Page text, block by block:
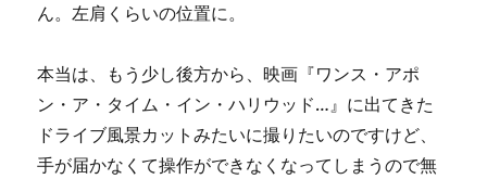
ん。左肩くらいの位置に。
本当は、もう少し後方から、映画『ワンス・アポ
ン・ア・タイム・イン・ハリウッド…』に出てきた
ドライブ風景カットみたいに撮りたいのですけど、
手が届かなくて操作ができなくなってしまうので無